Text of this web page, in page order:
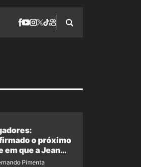
o próximo
em que a Jean
irá aparecer
Pimenta